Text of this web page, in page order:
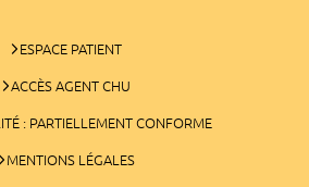
ESPACE PATIENT
ACCÈS AGENT CHU
: PARTIELLEMENT CONFORME
MENTIONS LÉGALES